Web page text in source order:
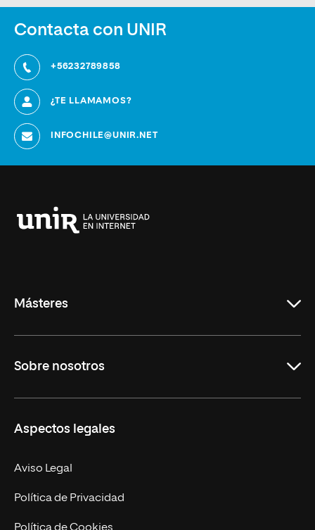
Contacta con UNIR
+56232789858
¿TE LLAMAMOS?
INFOCHILE@UNIR.NET
Másteres
Derecho
Empresa
MBA
Marketing y Comunicación
Ingeniería
Sobre nosotros
Nuestro Equipo
Contacto
Aspectos legales
Aviso Legal
Política de Privacidad